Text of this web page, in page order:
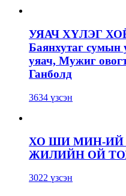
УЯАЧ ХҮЛЭГ
Баянхутаг сумын
уяач, Мужиг
Ганболд
3634 үзсэн
ХО ШИ МИН-ИЙ
ЖИЛИЙН ОЙ
3022 үзсэн